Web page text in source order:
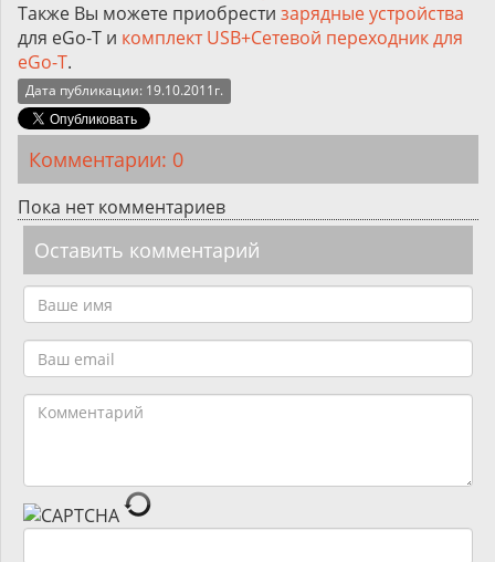
Также Вы можете приобрести зарядные устройства
для eGo-T и комплект USB+Сетевой переходник для
eGo-T.
Дата публикации: 19.10.2011г.
Комментарии: 0
Пока нет комментариев
Оставить комментарий